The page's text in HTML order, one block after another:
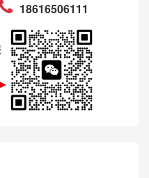
18616506111